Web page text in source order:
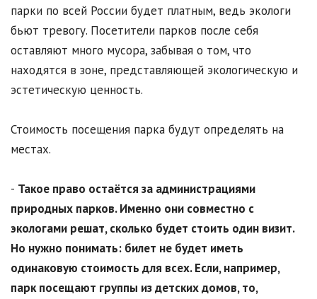
парки по всей России будет платным, ведь экологи
бьют тревогу. Посетители парков после себя
оставляют много мусора, забывая о том, что
находятся в зоне, представляющей экологическую и
эстетическую ценность.
Стоимость посещения парка будут определять на
местах.
- Такое право остаётся за администрациями
природных парков. Именно они совместно с
экологами решат, сколько будет стоить один визит.
Но нужно понимать: билет не будет иметь
одинаковую стоимость для всех. Если, например,
парк посещают группы из детских домов, то,